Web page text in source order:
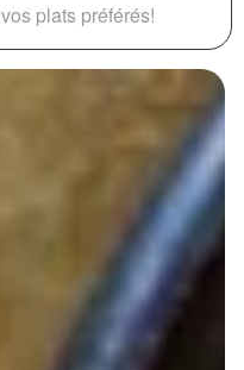
plats préférés!